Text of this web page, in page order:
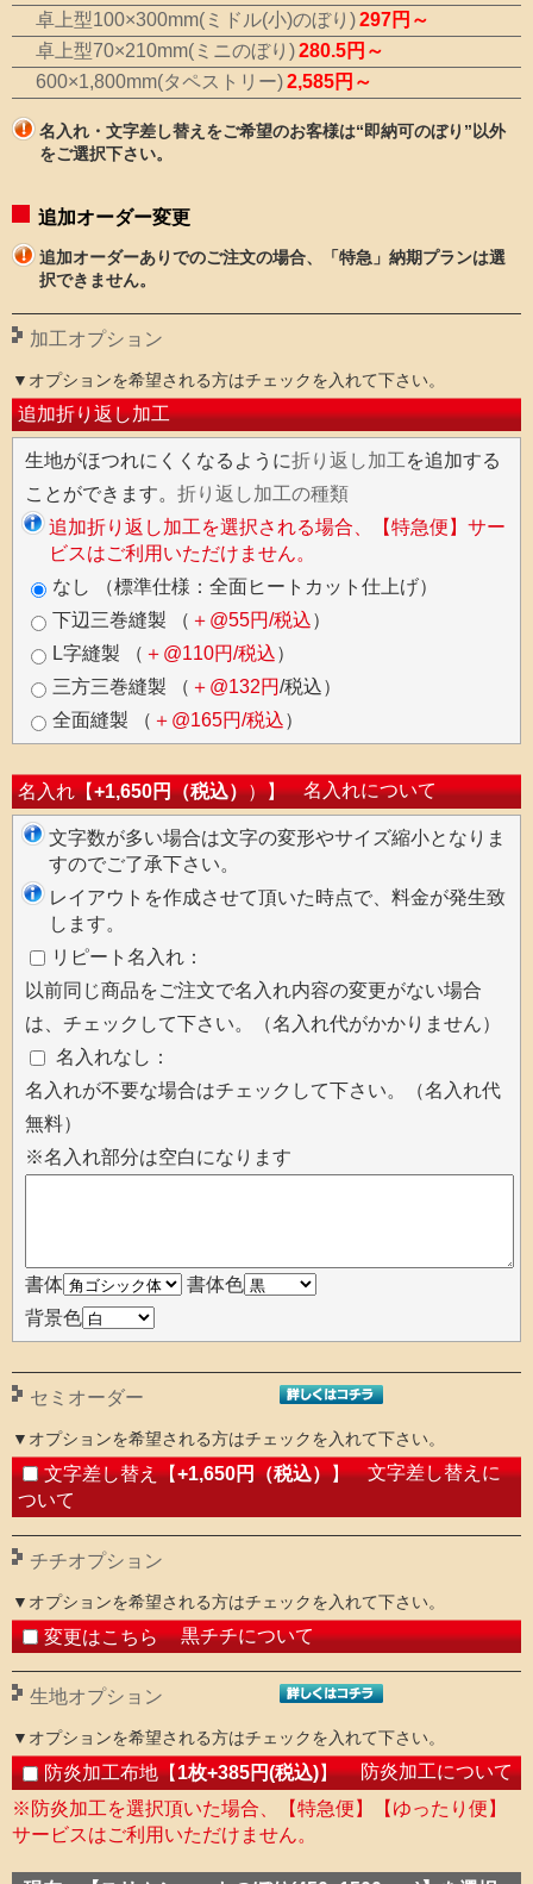
卓上型100×300mm(ミドル(小)のぼり)297円～
卓上型70×210mm(ミニのぼり)280.5円～
600×1,800mm(タペストリー)2,585円～
名入れ・文字差し替えをご希望のお客様は“即納可のぼり”以外
をご選択下さい。
追加オーダー変更
追加オーダーありでのご注文の場合、「特急」納期プランは選
択できません。
加工オプション
▼オプションを希望される方はチェックを入れて下さい。
追加折り返し加工
生地がほつれにくくなるように折り返し加工 を追加する
ことができます。 折り返し加工の種類
追加折り返し加工を選択される場合、【特急便】サー
ビスはご利用いただけません。
なし （標準仕様：全面ヒートカット仕上げ）
下辺三巻縫製 （ ＋@55円/税込）
L字縫製 （ ＋@110円/税込）
三方三巻縫製 （ ＋@132円/税込）
全面縫製 （ ＋@165円/税込）
名入れ【+1,650円（税込））】 名入れについて
文字数が多い場合は文字の変形やサイズ縮小となりま
すのでご了承下さい。
レイアウトを作成させて頂いた時点で、料金が発生致
します。
リピート名入れ：
以前同じ商品をご注文で名入れ内容の変更がない場合
は、チェックして下さい。（名入れ代がかかりません）
名入れなし：
名入れが不要な場合はチェックして下さい。（名入れ代
無料）
※名入れ部分は空白になります
書体
書体色
背景色
セミオーダー
▼オプションを希望される方はチェックを入れて下さい。
文字差し替え【+1,650円（税込）】
文字差し替えに
ついて
チチオプション
▼オプションを希望される方はチェックを入れて下さい。
変更はこちら 黒チチについて
生地オプション
▼オプションを希望される方はチェックを入れて下さい。
防炎加工布地【1枚+385円(税込)】
防炎加工について
※防炎加工を選択頂いた場合、【特急便】【ゆったり便】
サービスはご利用いただけません。